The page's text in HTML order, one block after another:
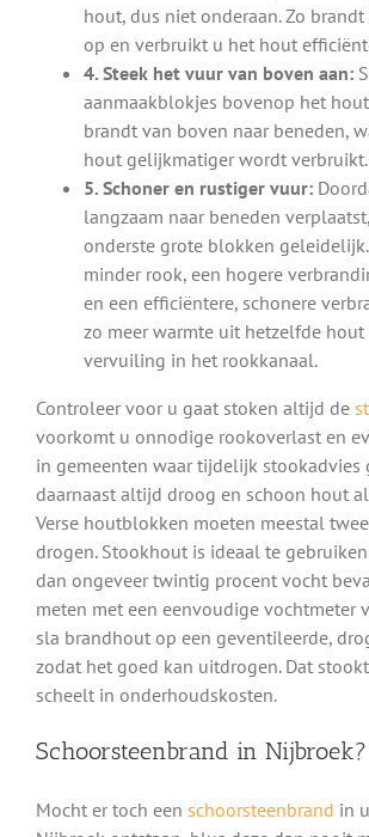
hout, dus niet onderaan. Zo
op en verbruikt u het hout
4. Steek het vuur van boven aan:
aanmaakblokjes bovenop het
brandt van boven naar beneden,
hout gelijkmatiger wordt verbruikt.
5. Schoner en rustiger vuur:
langzaam naar beneden
onderste grote blokken
minder rook, een hogere
en een efficiëntere, schonere
zo meer warmte uit hetzelfde
vervuiling in het rookkanaal.
Controleer voor u gaat stoken altijd de
voorkomt u onnodige rookoverlast en
in gemeenten waar tijdelijk stookadvies
daarnaast altijd droog en schoon hout
Verse houtblokken moeten meestal
drogen. Stookhout is ideaal te
dan ongeveer twintig procent vocht
meten met een eenvoudige vochtmeter
sla brandhout op een geventileerde,
zodat het goed kan uitdrogen. Dat
scheelt in onderhoudskosten.
Schoorsteenbrand in Nijbroek?
Mocht er toch een schoorsteenbrand in